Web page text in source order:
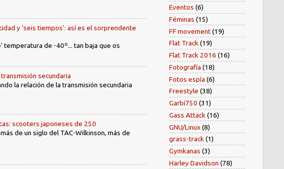
y 'seis tiempos': así es el sorprendente
temperatura de -40º... tan baja que os
secundaria
la relación de la transmisión secundaria
scooters japoneses de 250
de un siglo del TAC-Wilkinson, más de
Eventos (6)
Féminas (15)
FF movement(19)
Flat Track(19)
Flat Track 2016 (16)
Fotografía (18)
Fotos espía (6)
Freestyle (38)
Garbí750 (31)
Gass Attack (16)
GNU/Linux(8)
grass-track(1)
Gymkanas (3)
Harley Davidson (78)